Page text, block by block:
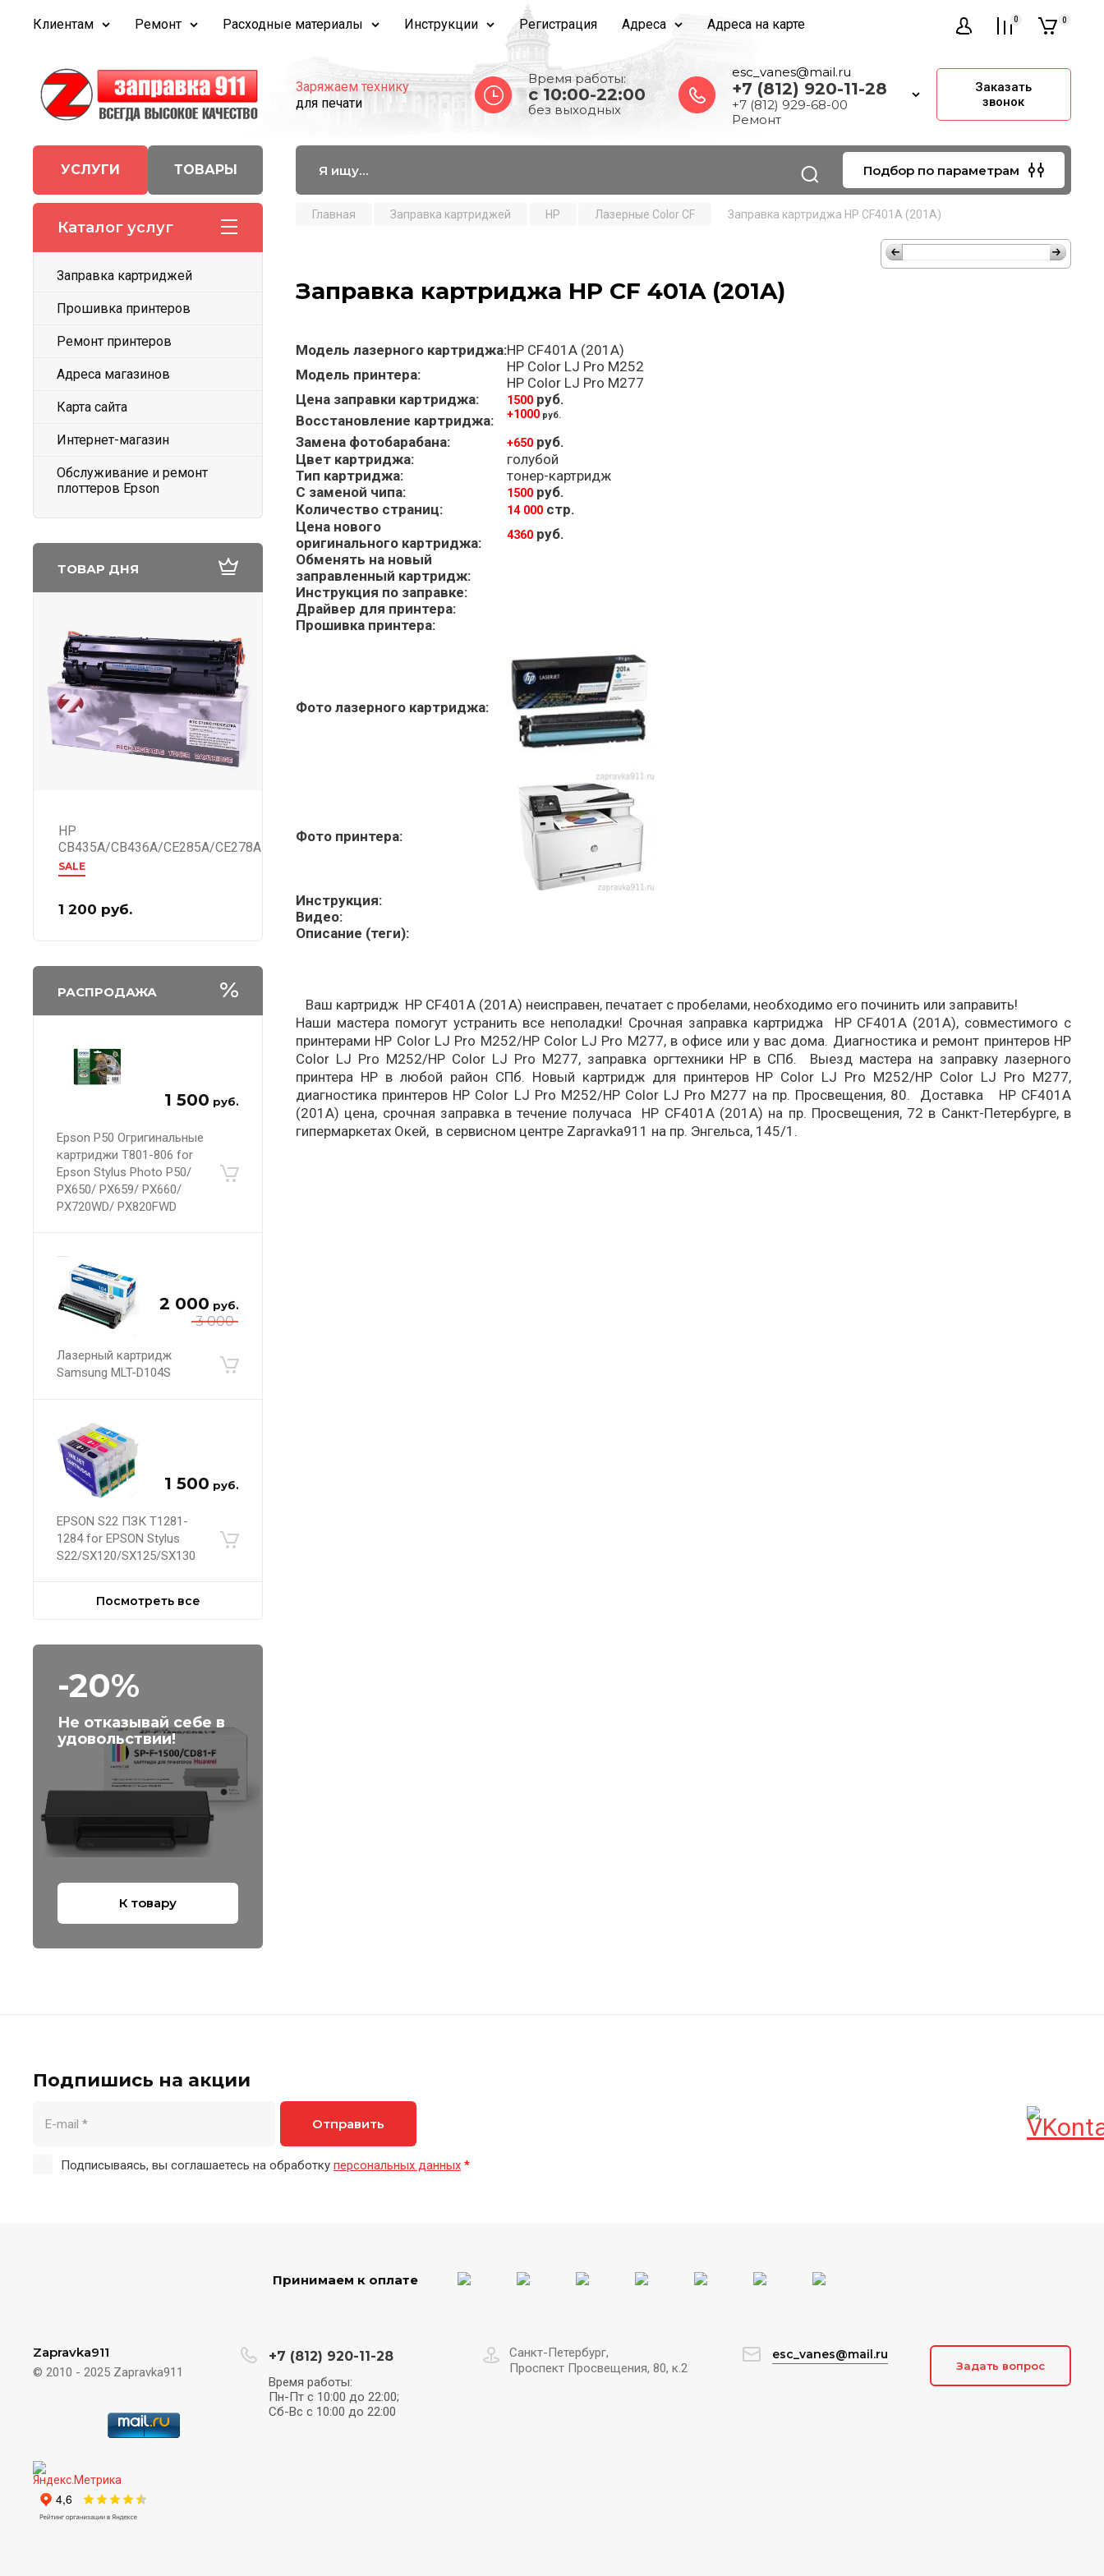
Клиентам Ремонт Расходные материалы Инструкции Регистрация Адреса Адреса на карте 0 0
Заряжаем технику
для печати
Время работы:
c 10:00-22:00
без выходных
esc_vanes@mail.ru
+7 (812) 920-11-28
+7 (812) 929-68-00
Ремонт
Заказать
звонок
УСЛУГИ ТОВАРЫ
Каталог услуг
Подбор по параметрам
Заправка картриджей
Прошивка принтеров
Ремонт принтеров
Адреса магазинов
Карта сайта
Интернет-магазин
Обслуживание и ремонт
плоттеров Epson
ТОВАР ДНЯ
HP
CB435A/CB436A/CE285A/CE278A
SALE
1 200 руб.
РАСПРОДАЖА
1 500 руб.
Epson P50 Огригинальные
картриджи T801-806 for
Epson Stylus Photo P50/
PX650/ PX659/ PX660/
PX720WD/ PX820FWD
3 000
2 000 руб.
Лазерный картридж
Samsung MLT-D104S
1 500 руб.
EPSON S22 ПЗК Т1281-
1284 for EPSON Stylus
S22/SX120/SX125/SX130
Посмотреть все
-20%
Не отказывай себе в
удовольствии!
К товару
Главная Заправка картриджей HP Лазерные Color CF Заправка картриджа HP CF401A (201A)
Заправка картриджа HP CF 401A (201A)
Модель лазерного картриджа:HP CF401A (201A)
Модель принтера:
HP Color LJ Pro M252
HP Color LJ Pro M277
Цена заправки картриджа:
1500 руб.
Восстановление картриджа:
+1000 руб.
Замена фотобарабана: +650 руб.
Цвет картриджа:
голубой
Тип картриджа:
тонер-картридж
С заменой чипа:
1500 руб.
Количество страниц:
14 000 стр.
Цена нового
оригинального картриджа:
4360 руб.
Обменять на новый
заправленный картридж:
Инструкция по заправке:
Драйвер для принтера:
Прошивка принтера:
Фото лазерного картриджа:
Фото принтера:
Инструкция:
Видео:
Описание (теги):
Ваш картридж HP CF401A (201A) неисправен, печатает с пробелами, необходимо его починить или заправить!
Наши мастера помогут устранить все неполадки! Срочная заправка картриджa HP CF401A (201A), совместимого с
принтерами HP Color LJ Pro M252/HP Color LJ Pro M277, в офисе или у вас дома. Диагностика и ремонт принтеров HP
Color LJ Pro M252/HP Color LJ Pro M277, заправка оргтехники HP в СПб. Выезд мастера на заправку лазерного
принтера HP в любой район СПб. Новый картридж для принтеров HP Color LJ Pro M252/HP Color LJ Pro M277,
диагностика принтеров HP Color LJ Pro M252/HP Color LJ Pro M277 на пр. Просвещения, 80. Доставка HP CF401A
(201A) цена, срочная заправка в течение получаса HP CF401A (201A) на пр. Просвещения, 72 в Санкт-Петербурге, в
гипермаркетах Окей, в сервисном центре Zapravka911 на пр. Энгельса, 145/1.
Подпишись на акции
Подписываясь, вы соглашаетесь на обработку персональных данных *
Отправить
Принимаем к оплате
Zapravka911
© 2010 - 2025 Zapravka911
+7 (812) 920-11-28
Время работы:
Пн-Пт с 10:00 до 22:00;
Сб-Вс с 10:00 до 22:00
Санкт-Петербург,
Проспект Просвещения, 80, к.2
esc_vanes@mail.ru
Задать вопрос